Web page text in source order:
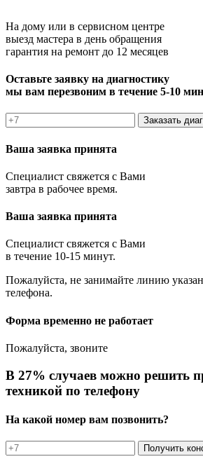
На дому или в сервисном центре
выезд мастера в день обращения
гарантия на ремонт до 12 месяцев
Оставьте заявку на диагностику
мы вам перезвоним в течение 5-10
Заказать
Ваша заявка принята
Специалист свяжется с Вами
завтра в рабочее время.
Ваша заявка принята
Специалист свяжется с Вами
в течение 10-15 минут.
Пожалуйста, не занимайте линию
телефона.
Форма временно не работает
Пожалуйста, звоните
В 27% случаев можно решить
техникой по телефону
На какой номер вам позвонить?
Получить